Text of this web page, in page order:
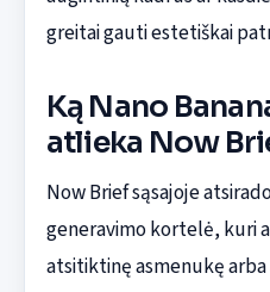
greitai gauti estetiškai
Ką Nano
atlieka Now
Now Brief sąsajoje
generavimo kortelė, kuri
atsitiktinę asmenukę